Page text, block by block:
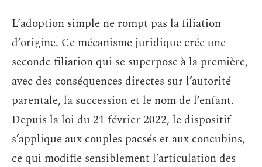
L’adoption simple ne rompt pas la filiation
d’origine. Ce mécanisme juridique crée une
seconde filiation qui se superpose à la première,
avec des conséquences directes sur l’autorité
parentale, la succession et le nom de l’enfant.
Depuis la loi du 21 février 2022, le dispositif
s’applique aux couples pacsés et aux concubins,
ce qui modifie sensiblement l’articulation des